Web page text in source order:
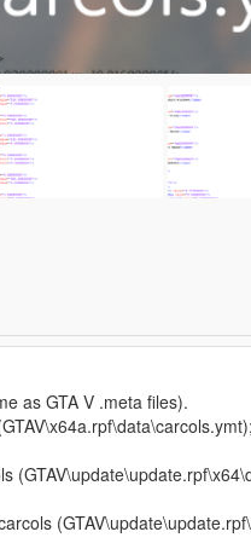
as GTA V .meta files).